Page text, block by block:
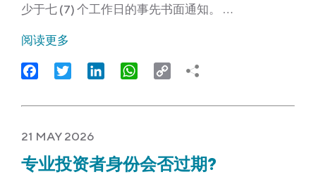
少于七 (7) 个工作日的事先书面通知。 …
阅读更多
FacebookTwitter LinkedIn WhatsApp
Copy
21 MAY 2026
专业投资者身份会否过期?